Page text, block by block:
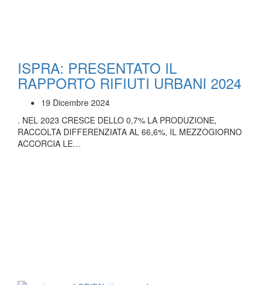
ISPRA: PRESENTATO IL
RAPPORTO RIFIUTI URBANI 2024
19 Dicembre 2024
. NEL 2023 CRESCE DELLO 0,7% LA PRODUZIONE,
RACCOLTA DIFFERENZIATA AL 66,6%, IL MEZZOGIORNO
ACCORCIA LE…